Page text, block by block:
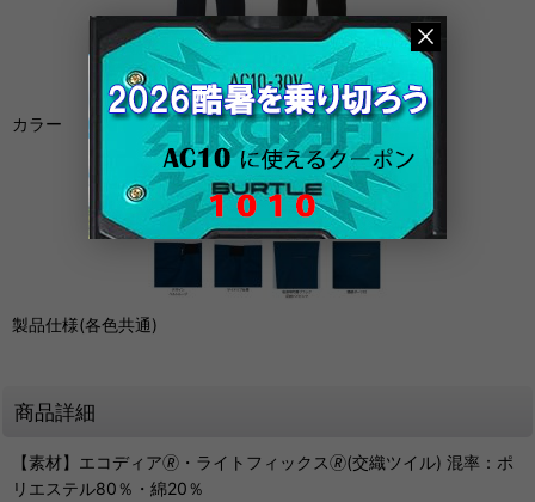
カラー
製品仕様(各色共通)
商品詳細
【素材】エコディア🄬・ライトフィックス🄬(交織ツイル) 混率：ポ
リエステル80％・綿20％